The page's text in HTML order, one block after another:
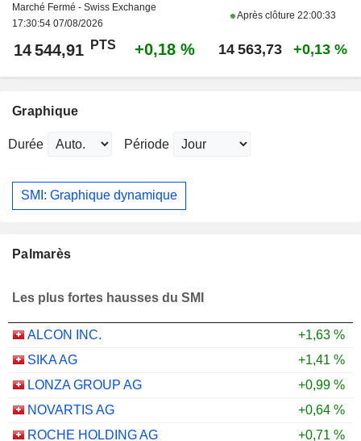
Marché Fermé - Swiss Exchange
17:30:54 07/08/2026
Après clôture 22:00:33
14 544,91 PTS +0,18 % 14 563,73 +0,13 %
Graphique
Durée Période
SMI: Graphique dynamique
Palmarès
Les plus fortes hausses du SMI
ALCON INC.
+1,63 %
SIKA AG
+1,41 %
LONZA GROUP AG
+0,99 %
NOVARTIS AG
+0,64 %
ROCHE HOLDING AG
+0,71 %